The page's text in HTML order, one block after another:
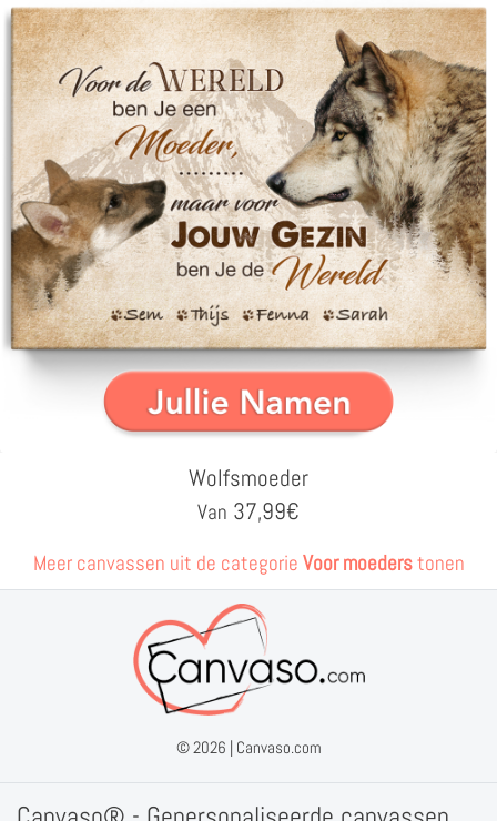
Wolfsmoeder
Van 37,99€
Meer canvassen uit de categorie Voor moederstonen
© 2026 | Canvaso.com